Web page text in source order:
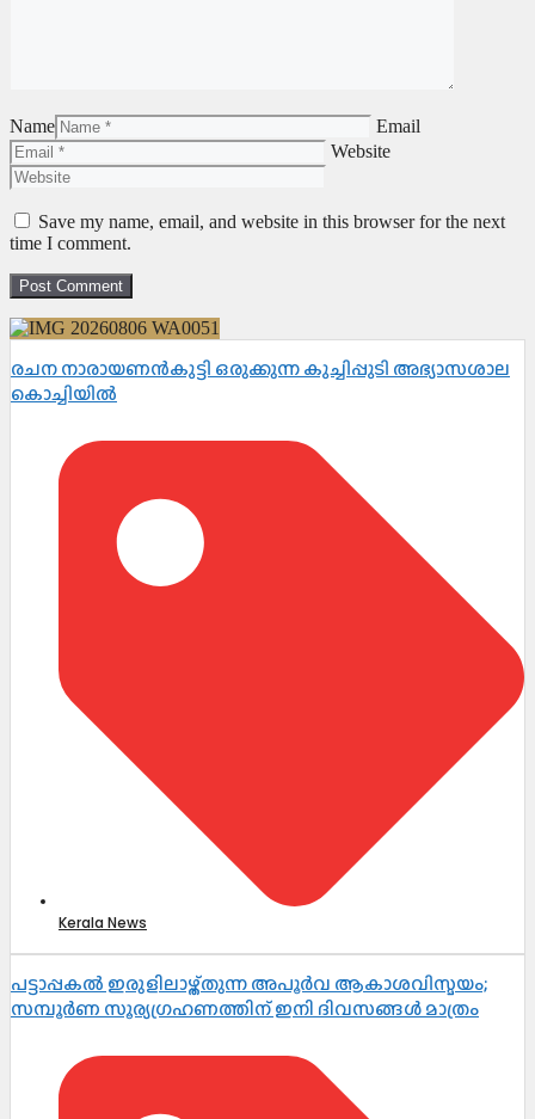
Name
Email
Website
Save my name, email, and website in this browser for the next
time I comment.
രചന നാരായണൻകുട്ടി ഒരുക്കുന്ന കുച്ചിപ്പുടി അഭ്യാസശാല
കൊച്ചിയിൽ
Kerala News
പട്ടാപ്പകൽ ഇരുളിലാഴ്ത്തുന്ന അപൂർവ ആകാശവിസ്മയം;
സമ്പൂർണ സൂര്യഗ്രഹണത്തിന് ഇനി ദിവസങ്ങൾ മാത്രം